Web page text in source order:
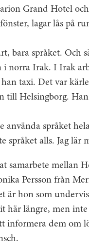
Grand Hotel
lagar lås på
bara språket. Och
i norra Irak. I Irak
taxi. Det var
till Helsingborg.
använda språket
språket alls. Jag lär
samarbete mellan
Persson från
är hon som
här längre, men
dem om